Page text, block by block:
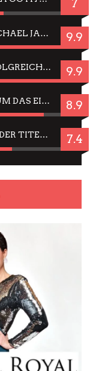
7
WEGEN DES ERFOLGES – MJ: MICHAEL JACKSON MUSICAL IN EINER MATINEE SEHEN 9.9
JELLYFISH HAMBURG: DAS ERFOLGREICHE SOMMER-MENÜ 2025 IN GEFÜHLEN UND BILDERN 9.9
CÉSAR FÜR JIM CARREY? WARUM DAS EINER DER NERVIGSTEN ACTORS IST UND BLEIBT 8.9
JING JING: IN-THAI RÄUMT WIEDER TITEL AB – EIN ZWEI-STUNDEN-ERLEBNISBERICHT 7.4